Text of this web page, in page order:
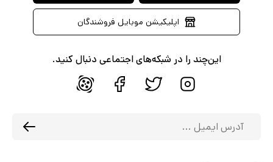
اپلیکیشن موبایل فروشندگان
این‌چند را در شبکه‌های اجتماعی دنبال کنید.